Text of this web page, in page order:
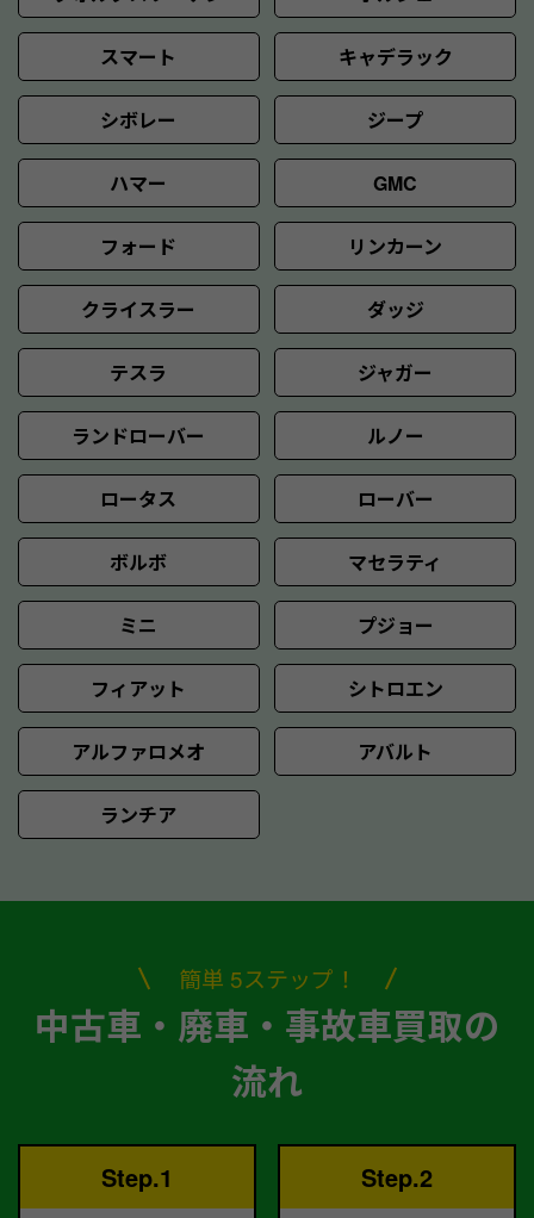
スマート キャデラック
シボレー ジープ
ハマー GMC
フォード リンカーン
クライスラー ダッジ
テスラ ジャガー
ランドローバー ルノー
ロータス ローバー
ボルボ マセラティ
ミニ プジョー
フィアット シトロエン
アルファロメオ アバルト
ランチア
簡単 5ステップ！
中古車・廃車・事故車買取の
流れ
Step.1 Step.2